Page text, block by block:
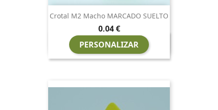
Crotal M2 Macho MARCADO SUELTO
Precio
0,04 €
PERSONALIZAR